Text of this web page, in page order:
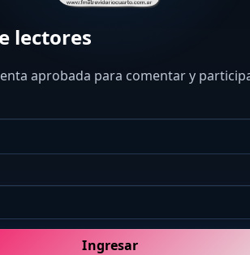
lectores
aprobada para comentar y
Ingresar